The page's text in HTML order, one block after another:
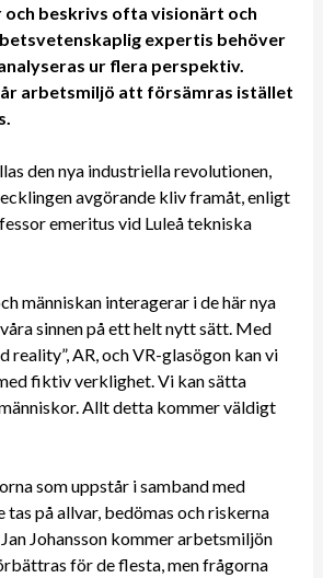
och beskrivs ofta visionärt och
expertis behöver
ur flera perspektiv.
arbetsmiljö att försämras istället
den nya industriella revolutionen,
avgörande kliv framåt, enligt
emeritus vid Luleå tekniska
människan interagerar i de här nya
sinnen på ett helt nytt sätt. Med
reality”, AR, och VR-glasögon kan vi
fiktiv verklighet. Vi kan sätta
Allt detta kommer väldigt
som uppstår i samband med
tas på allvar, bedömas och riskerna
Johansson kommer arbetsmiljön
för de flesta, men frågorna